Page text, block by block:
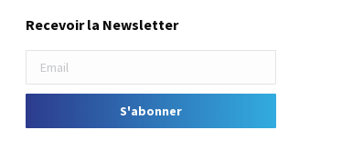
Recevoir la Newsletter